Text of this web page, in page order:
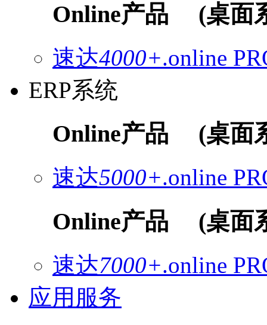
Online产品 (桌面
速达4000+.online
ERP系统
Online产品 (桌面
速达5000+.online
Online产品 (桌面
速达7000+.online
应用服务